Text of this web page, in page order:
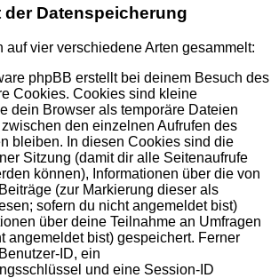
der Datenspeicherung
auf vier verschiedene Arten gesammelt:
phpBB erstellt bei deinem Besuch des
Cookies. Cookies sind kleine
dein Browser als temporäre Dateien
den einzelnen Aufrufen des
bleiben. In diesen Cookies sind die
Sitzung (damit dir alle Seitenaufrufe
können), Informationen über die von
(zur Markierung dieser als
sofern du nicht angemeldet bist)
über deine Teilnahme an Umfragen
angemeldet bist) gespeichert. Ferner
ID, ein
und eine Session-ID